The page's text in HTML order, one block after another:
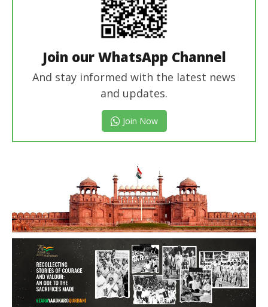
Join our WhatsApp Channel
And stay informed with the latest news
and updates.
Join Now